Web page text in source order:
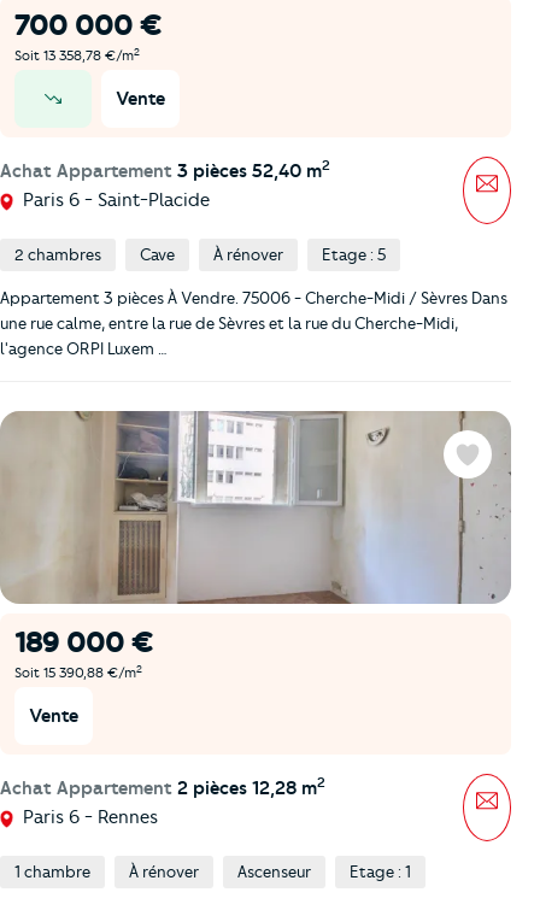
700 000 €
Soit 13 358,78 €/m2
Vente
Achat Appartement 3 pièces 52,40 m2
Paris 6 - Saint-Placide
2 chambres Cave À rénover Etage : 5
Appartement 3 pièces À Vendre. 75006 - Cherche-Midi / Sèvres Dans
une rue calme, entre la rue de Sèvres et la rue du Cherche-Midi,
l'agence ORPI Luxem …
189 000 €
Soit 15 390,88 €/m2
Vente
Achat Appartement 2 pièces 12,28 m2
Paris 6 - Rennes
Favoris
1 chambre À rénover Ascenseur Etage : 1